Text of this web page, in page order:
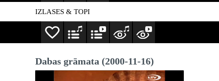
IZLASES & TOPI
Dabas grāmata (2000-11-16)